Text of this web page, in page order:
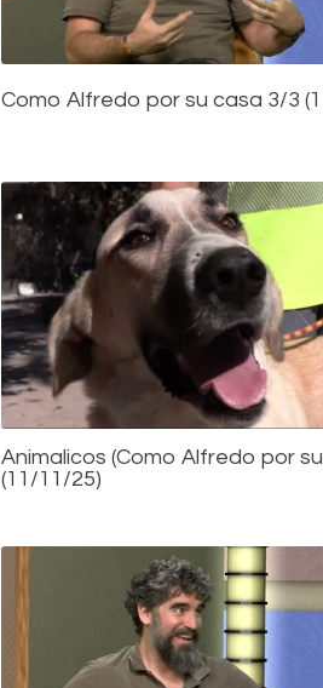
Como Alfredo por su casa 3/3
Animalicos (Como Alfredo por
(11/11/25)